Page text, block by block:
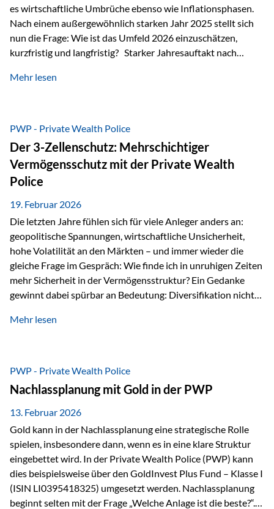
es wirtschaftliche Umbrüche ebenso wie Inflationsphasen.
Nach einem außergewöhnlich starken Jahr 2025 stellt sich
nun die Frage: Wie ist das Umfeld 2026 einzuschätzen,
kurzfristig und langfristig? Starker Jahresauftakt nach
Dynamik in das Jahr 2026 gestartet. Zwischen dem
Währungen: +11,5 % Bereits 2025 war ein außergewöhnlich
starkes Jahr: +64,4 % in USD Durchschnitt über alle
Währungen: +56,6 % Langfristig zeigt sich ebenfalls ein
solides…
Mehr lesen
PWP - Private Wealth Police
Der 3-Zellenschutz: Mehrschichtiger
Vermögensschutz mit der Private Wealth
Police
19. Februar 2026
Die letzten Jahre fühlen sich für viele Anleger anders an:
geopolitische Spannungen, wirtschaftliche Unsicherheit,
hohe Volatilität an den Märkten – und immer wieder die
gleiche Frage im Gespräch: Wie finde ich in unruhigen Zeiten
mehr Sicherheit in der Vermögensstruktur? Ein Gedanke
gewinnt dabei spürbar an Bedeutung: Diversifikation nicht
Wer Vermögen ausschließlich in einem Rechtsraum
Liechtenstein eine Rolle spielen: außerhalb der EU, ohne
Euro, mit einem eigenständigen Rechts- und Finanzplatz.
Und genau an dieser Stelle setzt der 3-Zellenschutz an –…
Mehr lesen
PWP - Private Wealth Police
Nachlassplanung mit Gold in der PWP
13. Februar 2026
Gold kann in der Nachlassplanung eine strategische Rolle
spielen, insbesondere dann, wenn es in eine klare Struktur
eingebettet wird. In der Private Wealth Police (PWP) kann
dies beispielsweise über den GoldInvest Plus Fund – Klasse I
(ISIN LI0395418325) umgesetzt werden. Nachlassplanung
beginnt selten mit der Frage „Welche Anlage ist die beste?“.